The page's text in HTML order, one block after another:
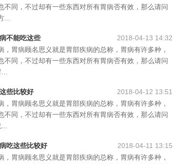
不同，不过却有一些东西对所有胃病否有效，那么请问
不能吃这些
2018-04-13 14:32
，胃病顾名思义就是胃部疾病的总称，胃病有许多种，
不同，不过却有一些东西对所有胃病否有效，那么请问
些比较好
2018-04-12 13:51
，胃病顾名思义就是胃部疾病的总称，胃病有许多种，
不同，不过却有一些东西对所有胃病否有效，那么请问
吃这些比较好
2018-04-11 13:15
，胃病顾名思义就是胃部疾病的总称，胃病有许多种，